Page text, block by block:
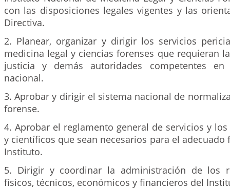
con las disposiciones legales vigentes y las
Directiva.
2. Planear, organizar y dirigir los servicios
medicina legal y ciencias forenses que requieran
justicia y demás autoridades competentes
nacional.
3. Aprobar y dirigir el sistema nacional de
forense.
4. Aprobar el reglamento general de servicios y
y científicos que sean necesarios para el
Instituto.
5. Dirigir y coordinar la administración de los
físicos, técnicos, económicos y financieros del